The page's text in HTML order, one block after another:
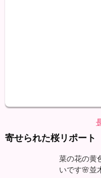
寄せられた桜リポート
菜の花の黄
いです🌸並